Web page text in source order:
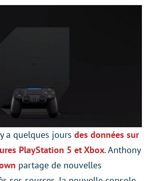
a quelques jours des données sur
PlayStation 5 et Xbox. Anthony
partage de nouvelles